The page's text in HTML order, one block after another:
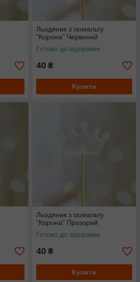
Льодяник з ізомальту
"Корона" Червоний
Готово до відправки
40 ₴
Купити
Льодяник з ізомальту
"Корона" Прозорий
Готово до відправки
40 ₴
Купити